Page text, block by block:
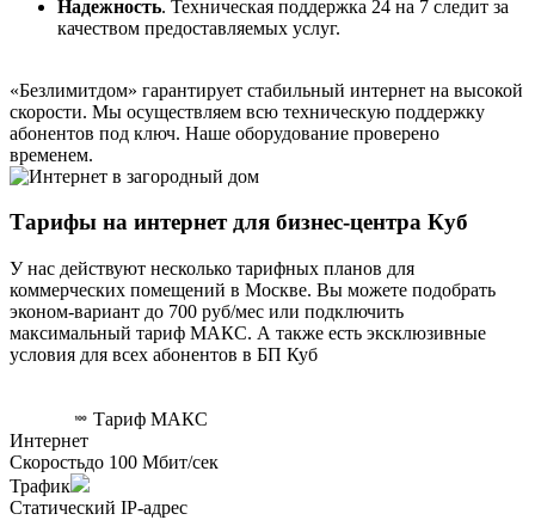
Надежность. Техническая поддержка 24 на 7 следит за
качеством предоставляемых услуг.
«Безлимитдом» гарантирует стабильный интернет на высокой
скорости. Мы осуществляем всю техническую поддержку
абонентов под ключ. Наше оборудование проверено
временем.
Тарифы на интернет для бизнес-центра Куб
У нас действуют несколько тарифных планов для
коммерческих помещений в Москве. Вы можете подобрать
эконом-вариант до 700 руб/мес или подключить
максимальный тариф МАКС. А также есть эксклюзивные
условия для всех абонентов в БП Куб
Тариф МАКС
Интернет
Скоростьдо 100 Мбит/сек
Трафик
Статический IP-адрес